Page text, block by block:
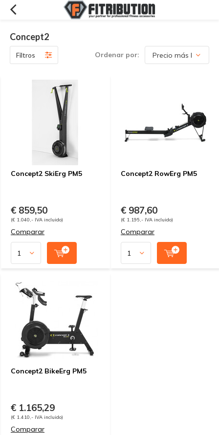
Concept2
Filtros Ordenar por:
Concept2 SkiErg PM5
€ 859,50
(€ 1.040,- IVA incluido)
Comparar
Concept2 RowErg PM5
€ 987,60
(€ 1.195,- IVA incluido)
Comparar
Concept2 BikeErg PM5
€ 1.165,29
(€ 1.410,- IVA incluido)
Comparar